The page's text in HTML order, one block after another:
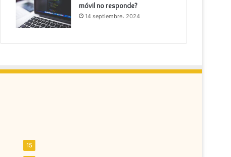
móvil no responde?
14 septiembre، 2024
15